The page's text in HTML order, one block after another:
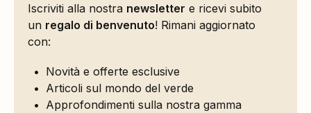
Iscriviti alla nostra newsletter e ricevi subito
un regalo di benvenuto! Rimani aggiornato
con:
Novità e offerte esclusive
Articoli sul mondo del verde
Approfondimenti sulla nostra gamma